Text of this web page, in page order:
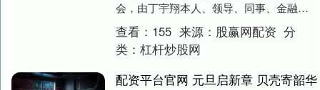
会，由丁宇翔本人、领导、同事、金融行
业从业者和采访过丁宇翔先进事迹的记者
组成的报告团....
查看： 155 来源： 股赢网配资 分
类： 杠杆炒股网
配资平台官网 元旦启新章 贝壳寄韶华